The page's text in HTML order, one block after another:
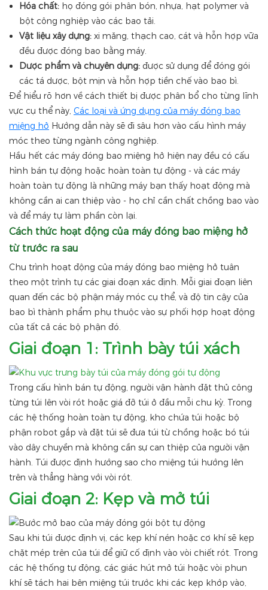
Hóa chất: họ đóng gói phân bón, nhựa, hạt polymer và
bột công nghiệp vào các bao tải.
Vật liệu xây dựng: xi măng, thạch cao, cát và hỗn hợp vữa
đều được đóng bao bằng máy.
Dược phẩm và chuyên dụng: được sử dụng để đóng gói
các tá dược, bột mịn và hỗn hợp tiền chế vào bao bì.
Để hiểu rõ hơn về cách thiết bị được phân bổ cho từng lĩnh
vực cụ thể này, Các loại và ứng dụng của máy đóng bao
miệng hở Hướng dẫn này sẽ đi sâu hơn vào cấu hình máy
móc theo từng ngành công nghiệp.
Hầu hết các máy đóng bao miệng hở hiện nay đều có cấu
hình bán tự động hoặc hoàn toàn tự động - và các máy
hoàn toàn tự động là những máy bạn thấy hoạt động mà
không cần ai can thiệp vào - họ chỉ cần chất chồng bao vào
và để máy tự làm phần còn lại.
Cách thức hoạt động của máy đóng bao miệng hở
từ trước ra sau
Chu trình hoạt động của máy đóng bao miệng hở tuân
theo một trình tự các giai đoạn xác định. Mỗi giai đoạn liên
quan đến các bộ phận máy móc cụ thể, và độ tin cậy của
bao bì thành phẩm phụ thuộc vào sự phối hợp hoạt động
của tất cả các bộ phận đó.
Giai đoạn 1: Trình bày túi xách
Trong cấu hình bán tự động, người vận hành đặt thủ công
từng túi lên vòi rót hoặc giá đỡ túi ở đầu mỗi chu kỳ. Trong
các hệ thống hoàn toàn tự động, kho chứa túi hoặc bộ
phận robot gắp và đặt túi sẽ đưa túi từ chồng hoặc bó túi
vào dây chuyền mà không cần sự can thiệp của người vận
hành. Túi được định hướng sao cho miệng túi hướng lên
trên và thẳng hàng với vòi rót.
Giai đoạn 2: Kẹp và mở túi
Sau khi túi được định vị, các kẹp khí nén hoặc cơ khí sẽ kẹp
chặt mép trên của túi để giữ cố định vào vòi chiết rót. Trong
các hệ thống tự động, các giác hút mở túi hoặc vòi phun
khí sẽ tách hai bên miệng túi trước khi các kẹp khớp vào,